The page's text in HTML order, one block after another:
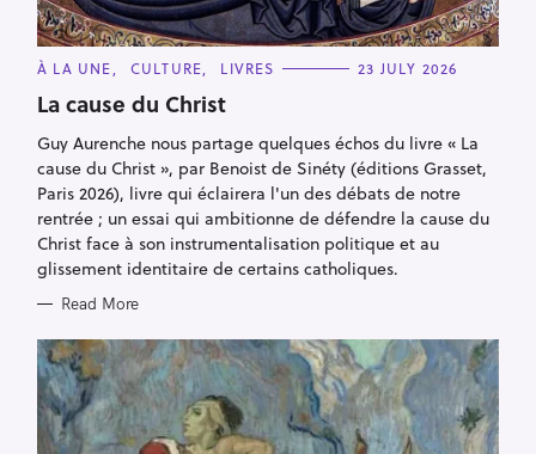
C
T
E
O
I
E
S
À LA UNE CULTURE LIVRES 23 JULY 2026
La cause du Christ
Guy Aurenche nous partage quelques échos du livre « La
cause du Christ », par Benoist de Sinéty (éditions Grasset,
Paris 2026), livre qui éclairera l'un des débats de notre
rentrée ; un essai qui ambitionne de défendre la cause du
Christ face à son instrumentalisation politique et au
glissement identitaire de certains catholiques.
Read More